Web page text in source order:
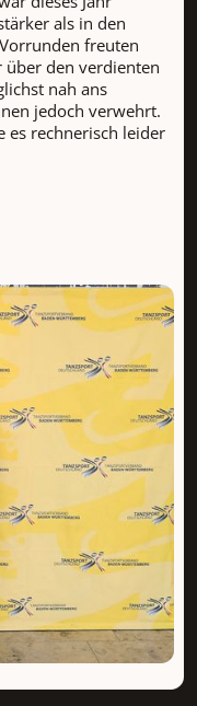
als in den
freuten
über den verdienten
nah ans
jedoch verwehrt.
es rechnerisch leider